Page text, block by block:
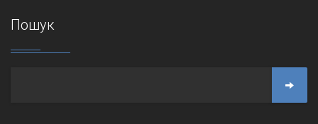
Пошук